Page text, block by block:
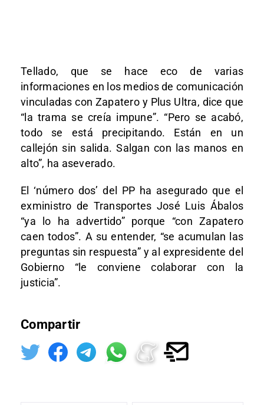
Tellado, que se hace eco de varias
informaciones en los medios de comunicación
vinculadas con Zapatero y Plus Ultra, dice que
“la trama se creía impune”. “Pero se acabó,
todo se está precipitando. Están en un
callejón sin salida. Salgan con las manos en
alto”, ha aseverado.
El ‘número dos’ del PP ha asegurado que el
exministro de Transportes José Luis Ábalos
“ya lo ha advertido” porque “con Zapatero
caen todos”. A su entender, “se acumulan las
preguntas sin respuesta” y al expresidente del
Gobierno “le conviene colaborar con la
justicia”.
Compartir